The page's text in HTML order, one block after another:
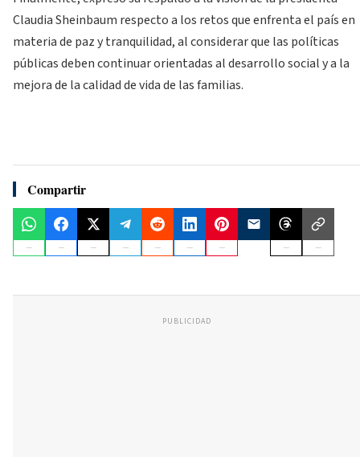
Claudia Sheinbaum respecto a los retos que enfrenta el país en
materia de paz y tranquilidad, al considerar que las políticas
públicas deben continuar orientadas al desarrollo social y a la
mejora de la calidad de vida de las familias.
Compartir
PUBLICIDAD